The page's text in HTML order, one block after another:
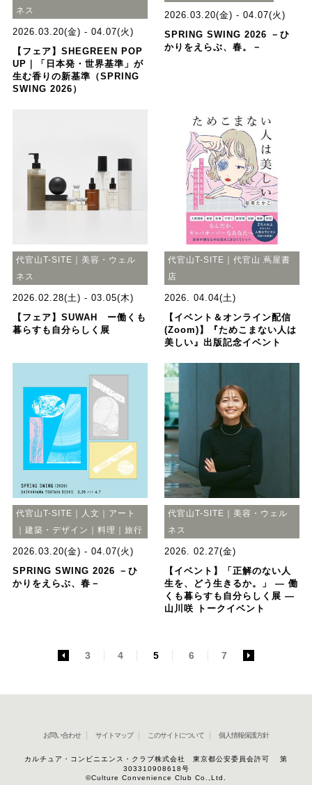
ネス
2026.03.20(金) - 04.07(火)
【フェア】SHEGREEN POP
UP｜「日本発・世界基準」が
生む香りの新基準（SPRING
SWING 2026）
2026.03.20(金) - 04.07(火)
SPRING SWING 2026 －ひ
かりをえらぶ、春。－
代官山T-SITE｜美容・ウェル
ネス
2026.02.28(土) - 03.05(木)
【フェア】SUWAH ー働くも
暮らすも自分らしく展
代官山T-SITE｜代官山 蔦屋書
店
2026. 04.04(土)
【イベント＆オンライン配信
(Zoom)】『ためこまない人は
美しい』出版記念イベント
代官山T-SITE｜人文｜アート
｜建築・デザイン｜料理｜旅行
2026.03.20(金) - 04.07(火)
SPRING SWING 2026 －ひ
かりをえらぶ、春－
代官山T-SITE｜美容・ウェル
ネス
2026. 02.27(金)
【イベント】「正解のない人
生を、どう生きるか。」 ― 働
くも暮らすも自分らしく展 ―
山川咲 トークイベント
3 4 5 6 7
お問い合わせ サイトマップ このサイトについて 個人情報保護方針
カルチュア・コンビニエンス・クラブ株式会社 東京都公安委員会許可 第
303310908618号
©Culture Convenience Club Co.,Ltd.